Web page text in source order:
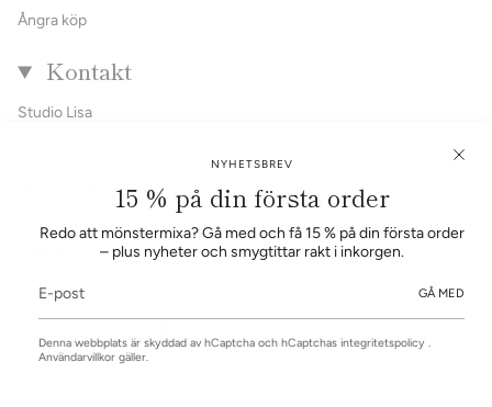
NYHETSBREV
15 % på din första order
Redo att mönstermixa? Gå med och få 15 % på din första order
– plus nyheter och smygtittar rakt i inkorgen.
GÅ MED
Denna webbplats är skyddad av hCaptcha och hCaptchas integritetspolicy .
Användarvillkor gäller.
Ångra köp
Kontakt
Studio Lisa
hello@studiolisabengtsson.se
+46 70 57 99 345
Trade service:
order@studiolisabengtsson.se
SpråkValuta